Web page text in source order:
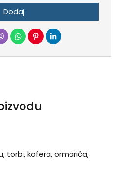
Dodaj
torbi, kofera, ormarića,